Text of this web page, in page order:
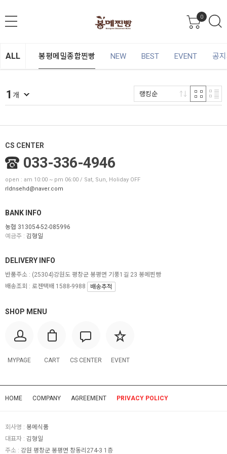
0
ALL 봉평메밀종합찐빵 NEW BEST EVENT 공
1 개 랭킹순
CS CENTER
033-336-4946
open : am 10:00 ~ pm 06:00 / Sat, Sun, Holiday OFF
rldnsehd@naver.com
BANK INFO
농협 313054-52-085996
예금주 : 김형일
SHOP MENU
MYPAGE CART CS CENTER EVENT
DELIVERY INFO
반품주소 : (25304)강원도 평창군 봉평면 기풍1길 23 봉메찐빵
배송조회 : 로젠택배 1588-9988
배송추적
HOME COMPANY AGREEMENT PRIVACY POLICY
회사명 : 봉메식품
대표자 : 김형일
주소 : 강원 평창군 봉평면 창동리274-3 1층